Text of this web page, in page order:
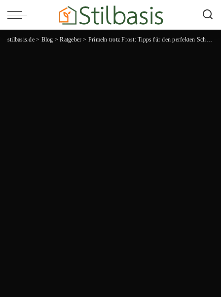
stilbasis.de> Blog >Ratgeber > Primeln trotz Frost: Tipps für den perfekten Schutz und Erhalt ihrer Farbenpracht